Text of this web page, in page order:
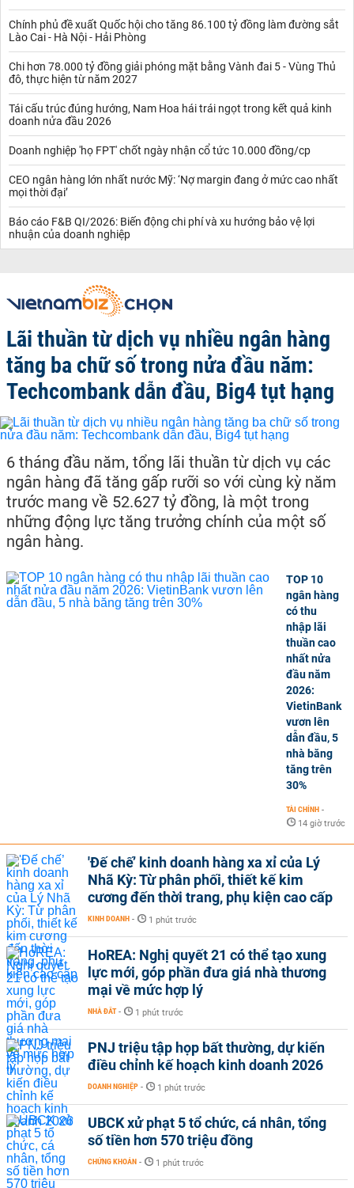
Chính phủ đề xuất Quốc hội cho tăng 86.100 tỷ đồng làm đường sắt
Lào Cai - Hà Nội - Hải Phòng
Chi hơn 78.000 tỷ đồng giải phóng mặt bằng Vành đai 5 - Vùng Thủ
đô, thực hiện từ năm 2027
Tái cấu trúc đúng hướng, Nam Hoa hái trái ngọt trong kết quả kinh
doanh nửa đầu 2026
Doanh nghiệp 'họ FPT' chốt ngày nhận cổ tức 10.000 đồng/cp
CEO ngân hàng lớn nhất nước Mỹ: ‘Nợ margin đang ở mức cao nhất
mọi thời đại’
Báo cáo F&B QI/2026: Biến động chi phí và xu hướng bảo vệ lợi
nhuận của doanh nghiệp
Lãi thuần từ dịch vụ nhiều ngân hàng
tăng ba chữ số trong nửa đầu năm:
Techcombank dẫn đầu, Big4 tụt hạng
6 tháng đầu năm, tổng lãi thuần từ dịch vụ các
ngân hàng đã tăng gấp rưỡi so với cùng kỳ năm
trước mang về 52.627 tỷ đồng, là một trong
những động lực tăng trưởng chính của một số
ngân hàng.
TOP 10
ngân hàng
có thu
nhập lãi
thuần cao
nhất nửa
đầu năm
2026:
VietinBank
vươn lên
dẫn đầu, 5
nhà băng
tăng trên
30%
TÀI CHÍNH -
14 giờ trước
'Đế chế’ kinh doanh hàng xa xỉ của Lý
Nhã Kỳ: Từ phân phối, thiết kế kim
cương đến thời trang, phụ kiện cao cấp
KINH DOANH - 1 phút trước
HoREA: Nghị quyết 21 có thể tạo xung
lực mới, góp phần đưa giá nhà thương
mại về mức hợp lý
NHÀ ĐẤT - 1 phút trước
PNJ triệu tập họp bất thường, dự kiến
điều chỉnh kế hoạch kinh doanh 2026
DOANH NGHIỆP - 1 phút trước
UBCK xử phạt 5 tổ chức, cá nhân, tổng
số tiền hơn 570 triệu đồng
CHỨNG KHOÁN - 1 phút trước